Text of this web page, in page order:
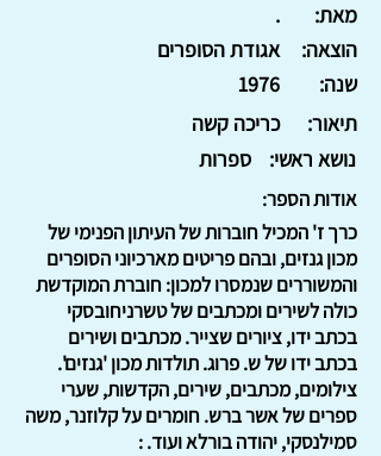
.
מאת:
אגודת הסופרים
הוצאה:
1976
שנה:
כריכה קשה
תיאור:
ספרות
נושא ראשי:
אודות הספר:
כרך ז' המכיל חוברות של העיתון הפנימי של
מכון גנזים, ובהם פריטים מארכיוני הסופרים
והמשוררים שנמסרו למכון: חוברת המוקדשת
כולה לשירים ומכתבים של טשרניחובסקי
בכתב ידו, ציורים שצייר. מכתבים ושירים
בכתב ידו של ש. פרוג. תולדות מכון 'גנזים'.
צילומים, מכתבים, שירים, הקדשות, שערי
ספרים של אשר ברש. חומרים על קלוזנר, משה
סמילנסקי, יהודה בורלא ועוד. :